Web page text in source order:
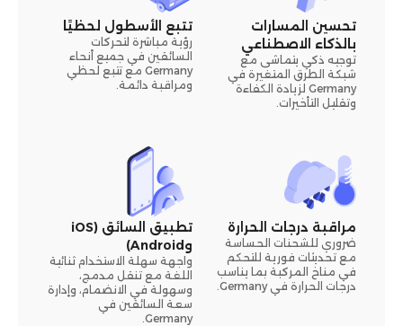
تحسين المسارات
بالذكاء الاصطناعي
توجيه ذكي يتماشى مع
شبكة الطرق المتغيرة في
Germany لزيادة الكفاءة
وتقليل التأخيرات.
تتبع الأسطول لحظيًا
رؤية مباشرة لتحركات
السائقين في جميع أنحاء
Germany مع تتبع لحظي
ومراقبة دائمة.
مراقبة درجات الحرارة
ضروري للشحنات الحساسة
مع تحديثات فورية للتحكم
في مناخ المركبة بما يناسب
درجات الحرارة في Germany.
تطبيق السائق (iOS
وAndroid)
واجهة سهلة الاستخدام ثنائية
اللغة مع تنقل مدمج،
وسهولة في الانضمام، وإدارة
سعة السائقين في
Germany.